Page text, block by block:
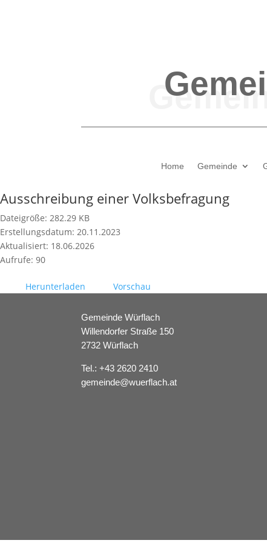
Home Gemeinde
Ausschreibung einer Volksbefragung
Dateigröße: 282.29 KB
Erstellungsdatum: 20.11.2023
Aktualisiert: 18.06.2026
Aufrufe: 90
Herunterladen Vorschau
Gemeinde Würflach
Willendorfer Straße 150
2732 Würflach
Tel.:+43 2620 2410
gemeinde@wuerflach.at